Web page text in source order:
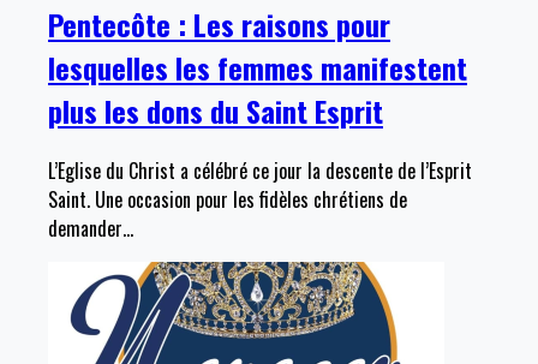
Pentecôte : Les raisons pour
lesquelles les femmes manifestent
plus les dons du Saint Esprit
L’Eglise du Christ a célébré ce jour la descente de l’Esprit
Saint. Une occasion pour les fidèles chrétiens de
demander…